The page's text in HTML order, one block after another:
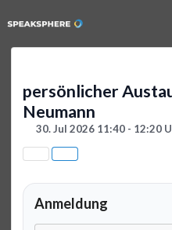
persönlicher
Neumann
30. Jul 2026 11:40 - 12:20
Anmeldung